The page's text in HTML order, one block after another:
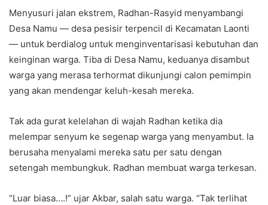
Menyusuri jalan ekstrem, Radhan-Rasyid menyambangi
Desa Namu — desa pesisir terpencil di Kecamatan Laonti
— untuk berdialog untuk menginventarisasi kebutuhan dan
keinginan warga. Tiba di Desa Namu, keduanya disambut
warga yang merasa terhormat dikunjungi calon pemimpin
yang akan mendengar keluh-kesah mereka.
Tak ada gurat kelelahan di wajah Radhan ketika dia
melempar senyum ke segenap warga yang menyambut. Ia
berusaha menyalami mereka satu per satu dengan
setengah membungkuk. Radhan membuat warga terkesan.
“Luar biasa….!” ujar Akbar, salah satu warga. “Tak terlihat